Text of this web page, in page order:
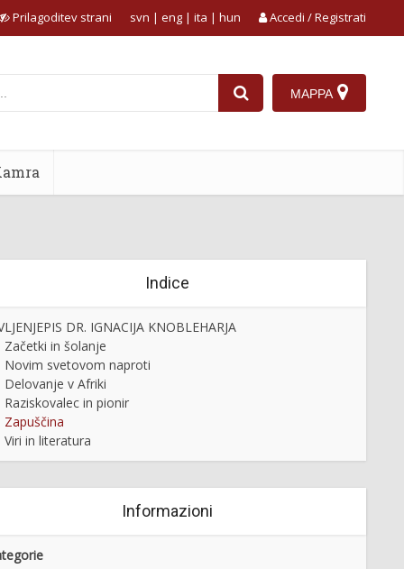
Prilagoditev strani Accedi / Registrati
svn | eng | ita | hun
MAPPA
Indice
DR. IGNACIJA KNOBLEHARJA
Začetki in šolanje
Novim svetovom naproti
Delovanje v Afriki
Raziskovalec in pionir
Zapuščina
Viri in literatura
Informazioni